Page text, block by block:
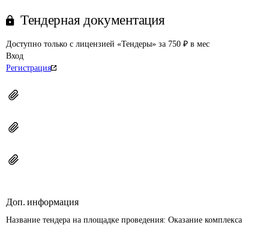
Тендерная документация
Доступно только с лицензией «Тендеры» за 750 ₽ в мес
Вход
Регистрация
Доп. информация
Название тендера на площадке проведения: Оказание комплекса